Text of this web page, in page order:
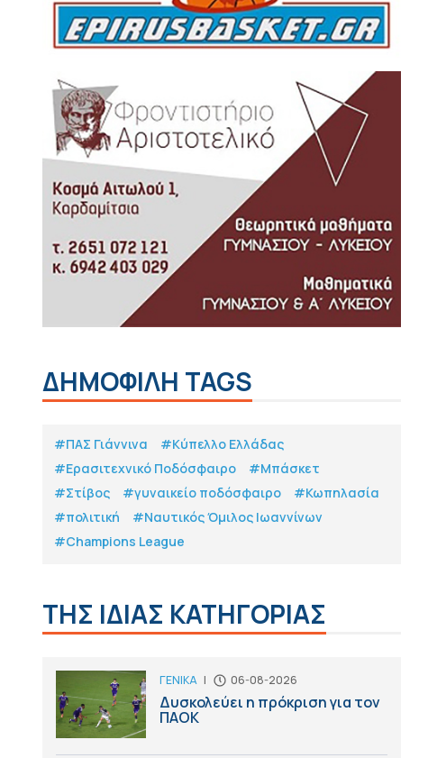
ΔΗΜΟΦΙΛΗ TAGS
#ΠΑΣ Γιάννινα
#Κύπελλο Ελλάδας
#Eρασιτεχνικό Ποδόσφαιρο
#Μπάσκετ
#Στίβος
#γυναικείο ποδόσφαιρο
#Κωπηλασία
#πολιτική
#Ναυτικός Όμιλος Ιωαννίνων
#Champions League
ΤΗΣ ΙΔΙΑΣ ΚΑΤΗΓΟΡΙΑΣ
ΓΕΝΙΚΑ | 06-08-2026
Δυσκολεύει η πρόκριση για τον
ΠΑΟΚ